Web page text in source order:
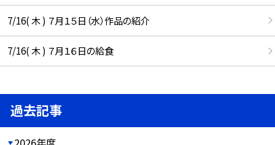
7/16( 木 ) ７月１５日（水）作品の紹介
7/16( 木 ) ７月１６日の給食
過去記事